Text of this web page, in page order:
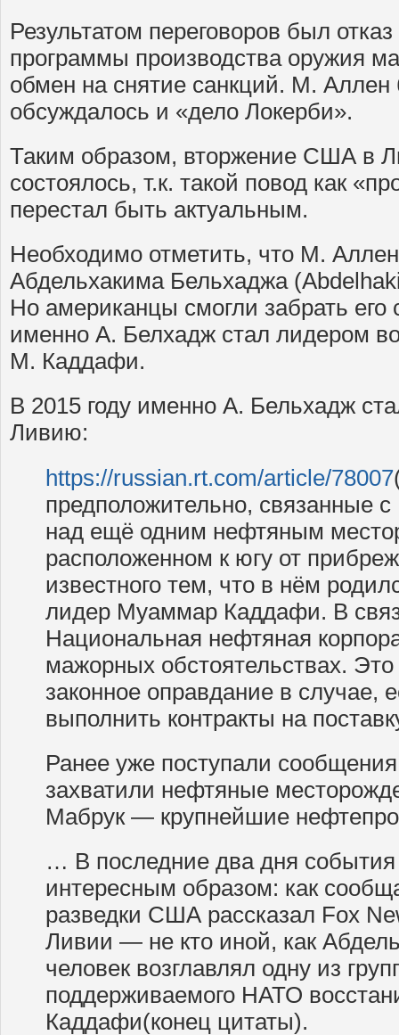
Результатом переговоров был
программы производства оружия
обмен на снятие санкций. М. Аллен
обсуждалось и «дело Локерби».
Таким образом, вторжение США в
состоялось, т.к. такой повод как
перестал быть актуальным.
Необходимо отметить, что М.
Абдельхакима Бельхаджа
Но американцы смогли забрать его
именно А. Белхадж стал лидером
М. Каддафи.
В 2015 году именно А. Бельхадж
Ливию:
https://russian.rt.com/article/78007
предположительно, связанные
над ещё одним нефтяным
расположенном к югу от
известного тем, что в нём
лидер Муаммар Каддафи. В
Национальная нефтяная
мажорных обстоятельствах.
законное оправдание в случае,
выполнить контракты на
Ранее уже поступали
захватили нефтяные
Мабрук — крупнейшие
… В последние два дня события
интересным образом: как
разведки США рассказал Fox
Ливии — не кто иной, как
человек возглавлял одну из
поддерживаемого НАТО
Каддафи(конец цитаты).